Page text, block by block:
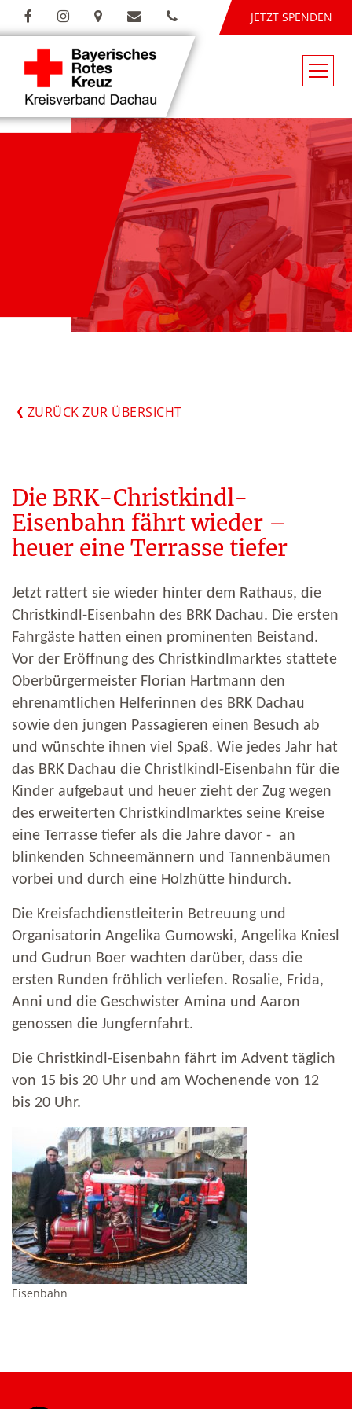
JETZT SPENDEN
ZURÜCK ZUR ÜBERSICHT
Die BRK-Christkindl-
Eisenbahn fährt wieder –
heuer eine Terrasse tiefer
Jetzt rattert sie wieder hinter dem Rathaus, die
Christkindl-Eisenbahn des BRK Dachau. Die ersten
Fahrgäste hatten einen prominenten Beistand.
Vor der Eröffnung des Christkindlmarktes stattete
Oberbürgermeister Florian Hartmann den
ehrenamtlichen Helferinnen des BRK Dachau
sowie den jungen Passagieren einen Besuch ab
und wünschte ihnen viel Spaß. Wie jedes Jahr hat
das BRK Dachau die Christlkindl-Eisenbahn für die
Kinder aufgebaut und heuer zieht der Zug wegen
des erweiterten Christkindlmarktes seine Kreise
eine Terrasse tiefer als die Jahre davor - an
blinkenden Schneemännern und Tannenbäumen
vorbei und durch eine Holzhütte hindurch.
Die Kreisfachdienstleiterin Betreuung und
Organisatorin Angelika Gumowski, Angelika Kniesl
und Gudrun Boer wachten darüber, dass die
ersten Runden fröhlich verliefen. Rosalie, Frida,
Anni und die Geschwister Amina und Aaron
genossen die Jungfernfahrt.
Die Christkindl-Eisenbahn fährt im Advent täglich
von 15 bis 20 Uhr und am Wochenende von 12
bis 20 Uhr.
Eisenbahn